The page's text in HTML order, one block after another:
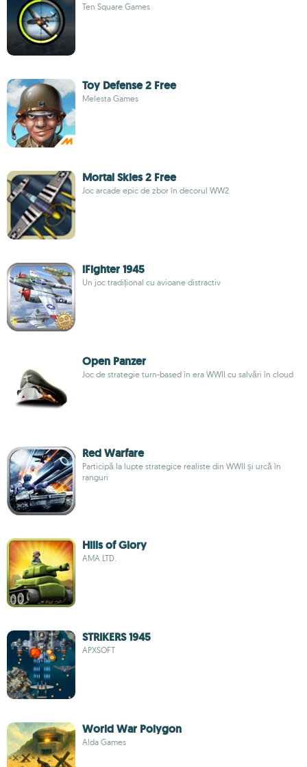
Ten Square Games
Toy Defense 2 Free
Melesta Games
Mortal Skies 2 Free
Joc arcade epic de zbor în decorul WW2
iFighter 1945
Un joc tradițional cu avioane distractiv
Open Panzer
Joc de strategie turn-based în era WWII cu salvări în cloud
Red Warfare
Participă la lupte strategice realiste din WWII și urcă în
ranguri
Hills of Glory
AMA LTD.
STRIKERS 1945
APXSOFT
World War Polygon
Alda Games